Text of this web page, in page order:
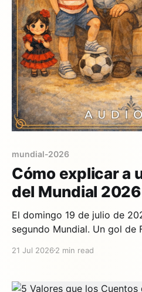
mundial-2026
Cómo explicar a
del Mundial 2026
El domingo 19 de julio de
segundo Mundial. Un gol de
estadio MetLife de Nueva Jersey. Si tu hijo
cuentes—
21 Jul 2026 2 min read